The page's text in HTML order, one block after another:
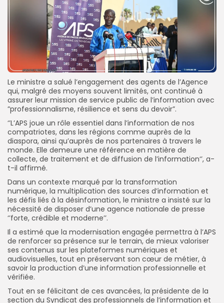
Le ministre a salué l’engagement des agents de l’Agence
qui, malgré des moyens souvent limités, ont continué à
assurer leur mission de service public de l’information avec
”professionnalisme, résilience et sens du devoir”.
‘’L’APS joue un rôle essentiel dans l’information de nos
compatriotes, dans les régions comme auprès de la
diaspora, ainsi qu’auprès de nos partenaires à travers le
monde. Elle demeure une référence en matière de
collecte, de traitement et de diffusion de l’information‘’, a-
t-il affirmé.
Dans un contexte marqué par la transformation
numérique, la multiplication des sources d’information et
les défis liés à la désinformation, le ministre a insisté sur la
nécessité de disposer d’une agence nationale de presse
‘’forte, crédible et moderne’’.
Il a estimé que la modernisation engagée permettra à l’APS
de renforcer sa présence sur le terrain, de mieux valoriser
ses contenus sur les plateformes numériques et
audiovisuelles, tout en préservant son cœur de métier, à
savoir la production d’une information professionnelle et
vérifiée.
Tout en se félicitant de ces avancées, la présidente de la
section du Syndicat des professionnels de l’information et